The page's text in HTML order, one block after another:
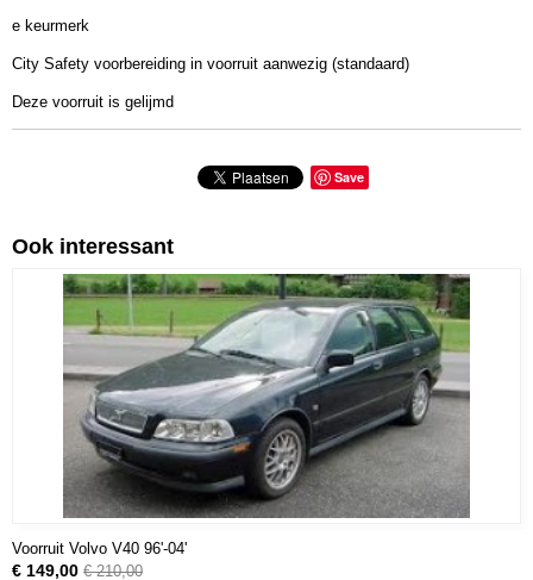
e keurmerk
City Safety voorbereiding in voorruit aanwezig (standaard)
Deze voorruit is gelijmd
Save
Ook interessant
Voorruit Volvo V40 96'-04'
€ 149,00 € 210,00